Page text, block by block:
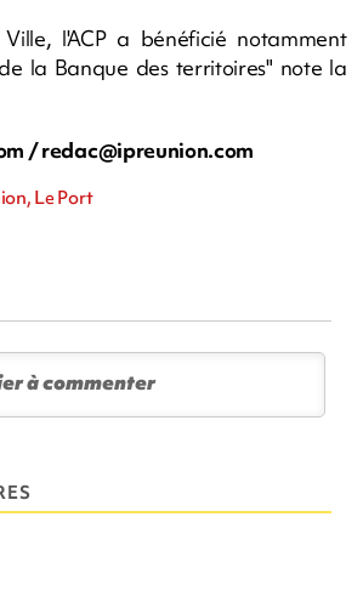
l'ACP a bénéficié notamment
la Banque des territoires" note la
/redac@ipreunion.com
Le Port